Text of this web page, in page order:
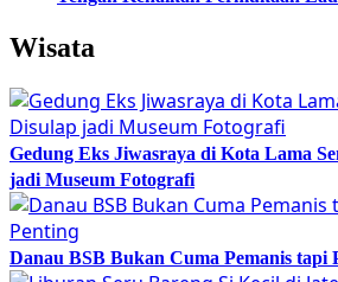
Wisata
Gedung Eks Jiwasraya di Kota Lama
jadi Museum Fotografi
Danau BSB Bukan Cuma Pemanis tapi